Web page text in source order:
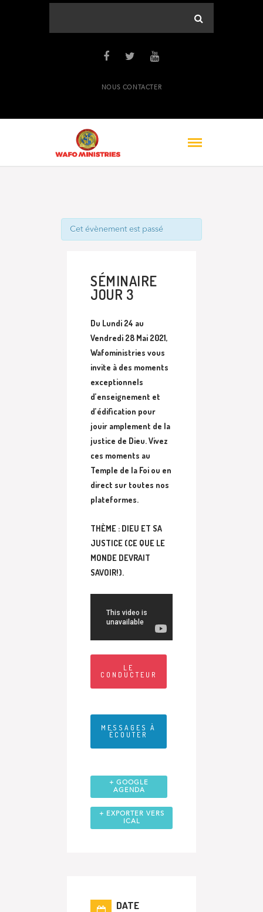
NOUS CONTACTER
Cet évènement est passé
SÉMINAIRE
JOUR 3
Du Lundi 24 au
Vendredi 28 Mai 2021,
Wafoministries vous
invite à des moments
exceptionnels
d’enseignement et
d’édification pour
jouir amplement de la
justice de Dieu. Vivez
ces moments au
Temple de la Foi ou en
direct sur toutes nos
plateformes.
THÈME : DIEU ET SA
JUSTICE (CE QUE LE
MONDE DEVRAIT
SAVOIR!).
LE
CONDUCTEUR
MESSAGES À
ÉCOUTER
+ GOOGLE
AGENDA
+ EXPORTER VERS
ICAL
DATE